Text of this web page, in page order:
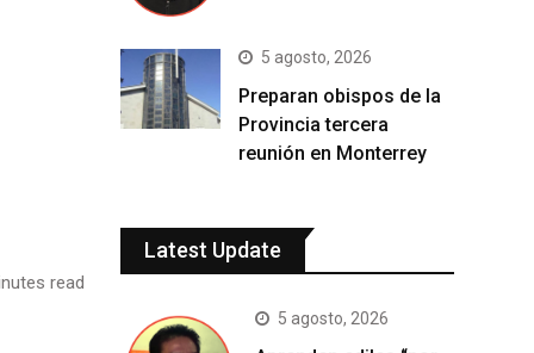
read
5 agosto, 2026
Preparan obispos de la
Provincia tercera
reunión en Monterrey
Latest Update
5 agosto, 2026